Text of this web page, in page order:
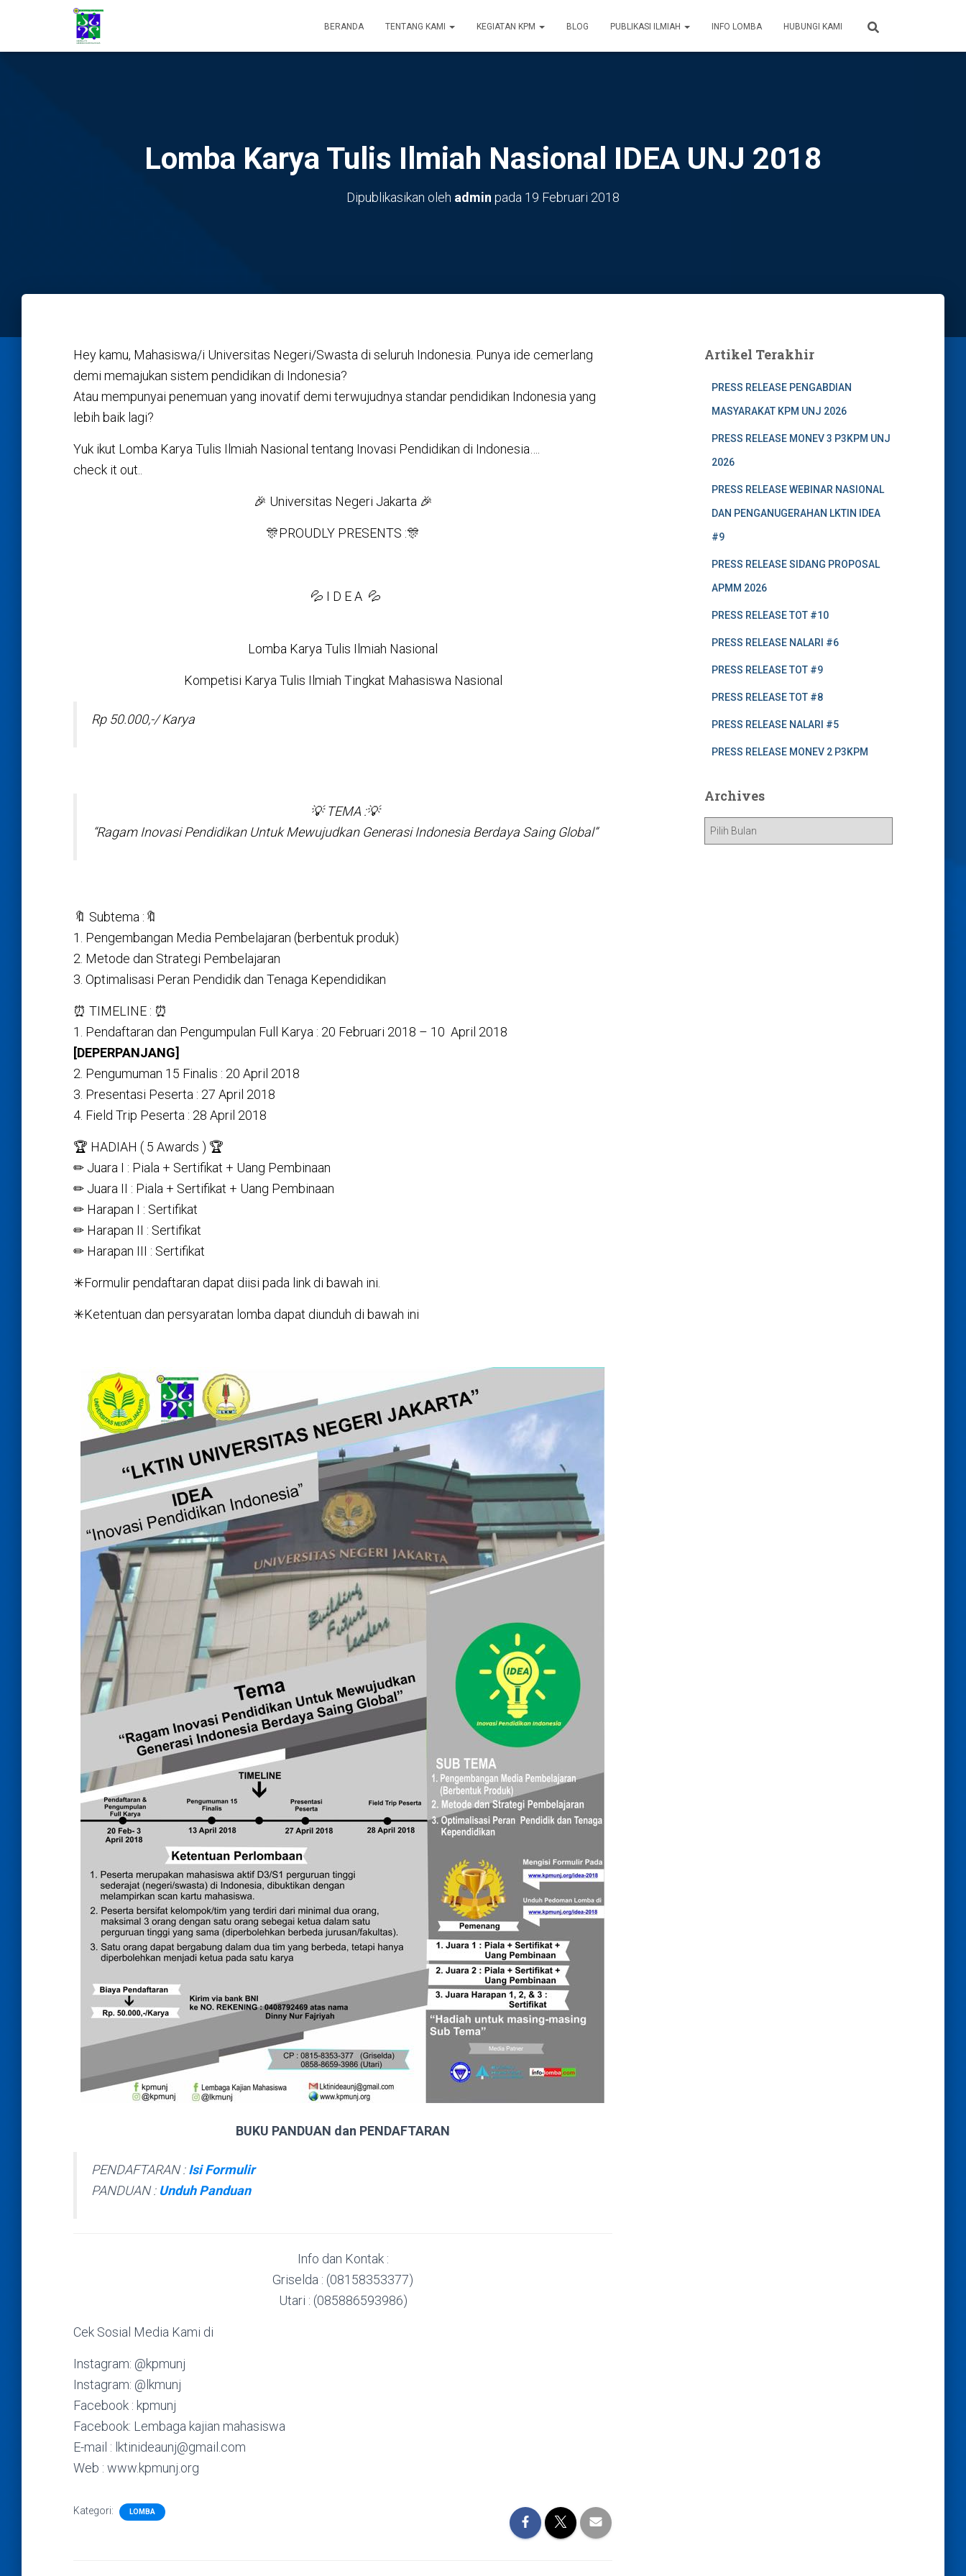
BERANDA TENTANG KAMI KEGIATAN KPM BLOG PUBLIKASI ILMIAH INFO LOMBA HUBUNGI KAMI
Lomba Karya Tulis Ilmiah Nasional IDEA UNJ 2018
Dipublikasikan oleh admin pada 19 Februari 2018
Hey kamu, Mahasiswa/i Universitas Negeri/Swasta di seluruh Indonesia. Punya ide cemerlang
demi memajukan sistem pendidikan di Indonesia?
Atau mempunyai penemuan yang inovatif demi terwujudnya standar pendidikan Indonesia yang
lebih baik lagi?
Yuk ikut Lomba Karya Tulis Ilmiah Nasional tentang Inovasi Pendidikan di Indonesia….
check it out..
🎉 Universitas Negeri Jakarta 🎉
🎊PROUDLY PRESENTS :🎊
💦 I D E A 💦
Lomba Karya Tulis Ilmiah Nasional
Kompetisi Karya Tulis Ilmiah Tingkat Mahasiswa Nasional
Rp 50.000,-/ Karya
💡 TEMA :💡
“Ragam Inovasi Pendidikan Untuk Mewujudkan Generasi Indonesia Berdaya Saing Global”
🔖 Subtema :🔖
1. Pengembangan Media Pembelajaran (berbentuk produk)
2. Metode dan Strategi Pembelajaran
3. Optimalisasi Peran Pendidik dan Tenaga Kependidikan
⏰ TIMELINE : ⏰
1. Pendaftaran dan Pengumpulan Full Karya : 20 Februari 2018 – 10 April 2018
[DEPERPANJANG]
2. Pengumuman 15 Finalis : 20 April 2018
3. Presentasi Peserta : 27 April 2018
4. Field Trip Peserta : 28 April 2018
🏆 HADIAH ( 5 Awards ) 🏆
✏ Juara I : Piala + Sertifikat + Uang Pembinaan
✏ Juara II : Piala + Sertifikat + Uang Pembinaan
✏ Harapan I : Sertifikat
✏ Harapan II : Sertifikat
✏ Harapan III : Sertifikat
✳Formulir pendaftaran dapat diisi pada link di bawah ini.
✳Ketentuan dan persyaratan lomba dapat diunduh di bawah ini
BUKU PANDUAN dan PENDAFTARAN
PENDAFTARAN :Isi Formulir
PANDUAN : Unduh Panduan
Info dan Kontak :
Griselda : (08158353377)
Utari : (085886593986)
Cek Sosial Media Kami di
Instagram: @kpmunj
Instagram: @lkmunj
Facebook : kpmunj
Facebook: Lembaga kajian mahasiswa
E-mail : lktinideaunj@gmail.com
Web : www.kpmunj.org
Kategori: LOMBA
Artikel Terakhir
PRESS RELEASE PENGABDIAN
MASYARAKAT KPM UNJ 2026
PRESS RELEASE MONEV 3 P3KPM UNJ
2026
PRESS RELEASE WEBINAR NASIONAL
DAN PENGANUGERAHAN LKTIN IDEA
#9
PRESS RELEASE SIDANG PROPOSAL
APMM 2026
PRESS RELEASE TOT #10
PRESS RELEASE NALARI #6
PRESS RELEASE TOT #9
PRESS RELEASE TOT #8
PRESS RELEASE NALARI #5
PRESS RELEASE MONEV 2 P3KPM
Archives